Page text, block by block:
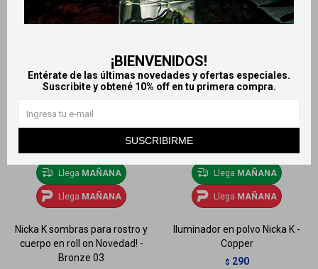
¡BIENVENIDOS!
Entérate de las últimas novedades y ofertas especiales.
Suscribite y obtené 10% off en tu primera compra.
SUSCRIBIRME
Llega MAÑANA
Llega MAÑANA
Nicka K sombras para rostro y
cuerpo en roll on Novedad! -
Bronze 03
Llega MAÑANA
Llega MAÑANA
Iluminador en polvo Nicka K -
Copper
$ 290